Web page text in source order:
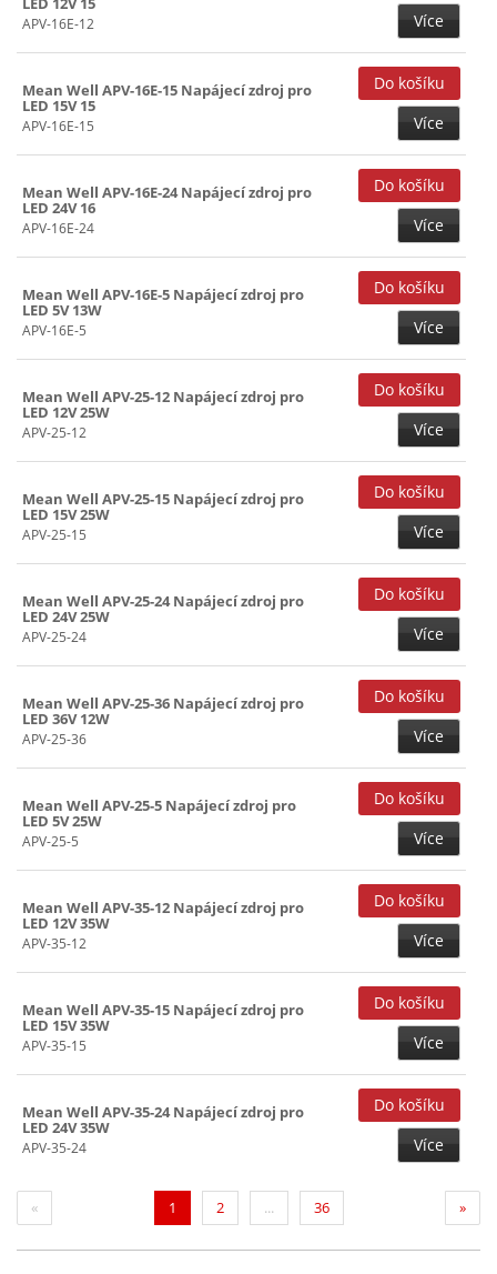
APV-16E-12 Více
Mean Well APV-16E-15 Napájecí zdroj pro
LED 15V 15
APV-16E-15 Více
Mean Well APV-16E-24 Napájecí zdroj pro
LED 24V 16
APV-16E-24 Více
Mean Well APV-16E-5 Napájecí zdroj pro
LED 5V 13W
APV-16E-5 Více
Mean Well APV-25-12 Napájecí zdroj pro
LED 12V 25W
APV-25-12 Více
Mean Well APV-25-15 Napájecí zdroj pro
LED 15V 25W
APV-25-15 Více
Mean Well APV-25-24 Napájecí zdroj pro
LED 24V 25W
APV-25-24 Více
Mean Well APV-25-36 Napájecí zdroj pro
LED 36V 12W
APV-25-36 Více
Mean Well APV-25-5 Napájecí zdroj pro
LED 5V 25W
APV-25-5 Více
Mean Well APV-35-12 Napájecí zdroj pro
LED 12V 35W
APV-35-12 Více
Mean Well APV-35-15 Napájecí zdroj pro
LED 15V 35W
APV-35-15 Více
Mean Well APV-35-24 Napájecí zdroj pro
LED 24V 35W
APV-35-24 Více
« 1 (current)
2 ... 36 »